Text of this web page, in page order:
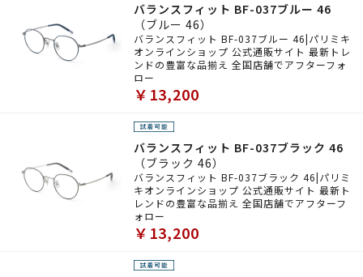
バランスフィット BF-037ブルー 46
（ブルー 46）
バランスフィット BF-037ブルー 46|パリミキ
オンラインショップ 公式通販サイト 最新トレ
ンドの豊富な品揃え 全国店舗でアフターフォ
ロー
￥13,200
バランスフィット BF-037ブラック 46
（ブラック 46）
バランスフィット BF-037ブラック 46|パリミ
キオンラインショップ 公式通販サイト 最新ト
レンドの豊富な品揃え 全国店舗でアフターフ
ォロー
￥13,200